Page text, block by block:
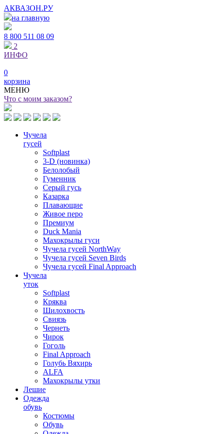
АКВАЗОН.РУ
на главную
8 800 511 08 09
2
ИНФО
0
корзина
МЕНЮ
Что с моим заказом?
Чучела
гусей
Softplast
3-D (новинка)
Белолобый
Гуменник
Серый гусь
Казарка
Плавающие
Живое перо
Премиум
Duck Mania
Махокрылы гуси
Чучела гусей NorthWay
Чучела гусей Seven Birds
Чучела гусей Final Approach
Чучела
уток
Softplast
Кряква
Шилохвость
Свиязь
Чернеть
Чирок
Гоголь
Final Approach
Голубь Вяхирь
ALFA
Махокрылы утки
Лешие
Одежда
обувь
Костюмы
Обувь